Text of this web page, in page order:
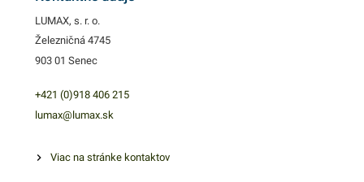
LUMAX, s. r. o.
Železničná 4745
903 01 Senec
+421 (0)918 406 215
lumax@lumax.sk
Viac na stránke kontaktov